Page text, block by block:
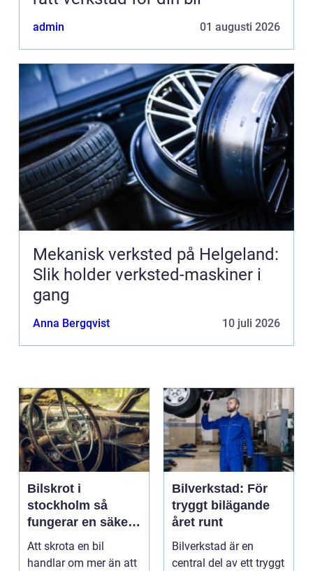
admin 01 augusti 2026
Mekanisk verksted på Helgeland:
Slik holder verksted-maskiner i
gang
Anna Bergqvist 10 juli 2026
Bilskrot i
stockholm så
fungerar en säker
och miljövänlig
skrotning
Att skrota en bil
handlar om mer än att
Bilverkstad: För
tryggt bilägande
året runt
Bilverkstad är en
central del av ett tryggt